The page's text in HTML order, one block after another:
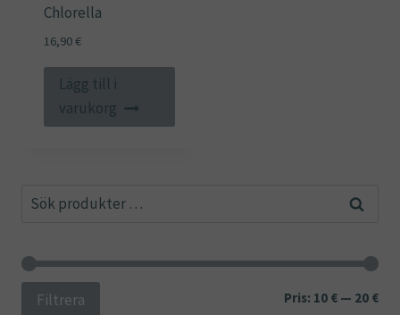
Chlorella
16,90€
Lägg till i
varukorg
Sök
Sök
Min
Filtrera Pris: 10 € — 20 €